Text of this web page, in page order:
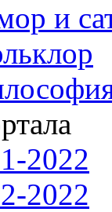
и
2022
2022